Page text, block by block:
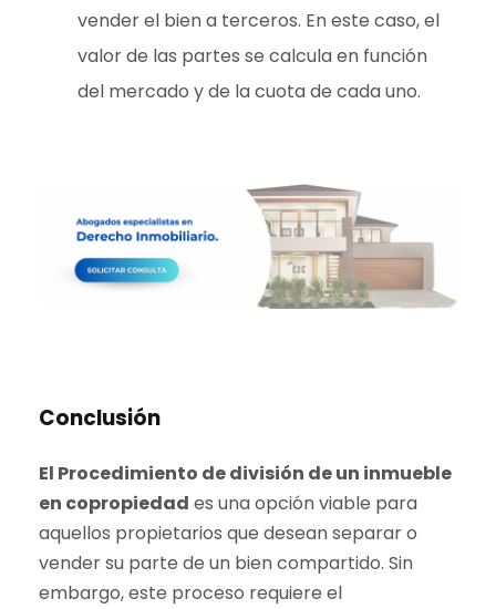
vender el bien a terceros. En este caso, el
valor de las partes se calcula en función
del mercado y de la cuota de cada uno.
Conclusión
El Procedimiento de división de un inmueble
en copropiedad es una opción viable para
aquellos propietarios que desean separar o
vender su parte de un bien compartido. Sin
embargo, este proceso requiere el